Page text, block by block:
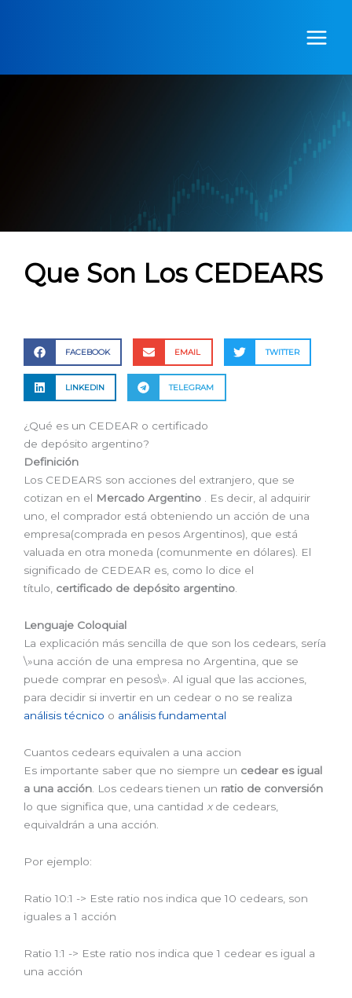
Que Son Los CEDEARS
FACEBOOK EMAIL TWITTER
LINKEDIN TELEGRAM
¿Qué es un CEDEAR o certificado
de depósito argentino?
Definición
Los CEDEARS son acciones del extranjero, que se
cotizan en el Mercado Argentino . Es decir, al adquirir
uno, el comprador está obteniendo un acción de una
empresa(comprada en pesos Argentinos), que está
valuada en otra moneda (comunmente en dólares). El
significado de CEDEAR es, como lo dice el
título, certificado de depósito argentino
Lenguaje Coloquial
La explicación más sencilla de que son los cedears, sería
\»una acción de una empresa no Argentina, que se
puede comprar en pesos\». Al igual que las acciones,
para decidir si invertir en un cedear o no se realiza
análisis técnico o análisis fundamental
Cuantos cedears equivalen a una accion
Es importante saber que no siempre un cedear es igual
a una acción . Los cedears tienen un ratio de conversión
lo que significa que, una cantidad xde cedears,
equivaldrán a una acción.
Por ejemplo:
Ratio 10:1 -> Este ratio nos indica que 10 cedears, son
iguales a 1 acción
Ratio 1:1 -> Este ratio nos indica que 1 cedear es igual a
una acción